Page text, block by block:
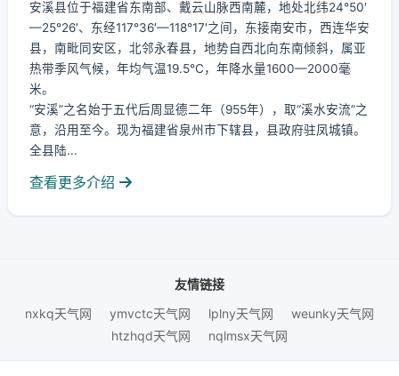
安溪县位于福建省东南部、戴云山脉西南麓，地处北纬24°50′
—25°26′、东经117°36′—118°17′之间，东接南安市，西连华安
县，南毗同安区，北邻永春县，地势自西北向东南倾斜，属亚
热带季风气候，年均气温19.5℃，年降水量1600—2000毫
米。
“安溪”之名始于五代后周显德二年（955年），取“溪水安流”之
意，沿用至今。现为福建省泉州市下辖县，县政府驻凤城镇。
全县陆...
查看更多介绍
友情链接
nxkq天气网
ymvctc天气网 lplny天气网
weunky天气网
htzhqd天气网
nqlmsx天气网